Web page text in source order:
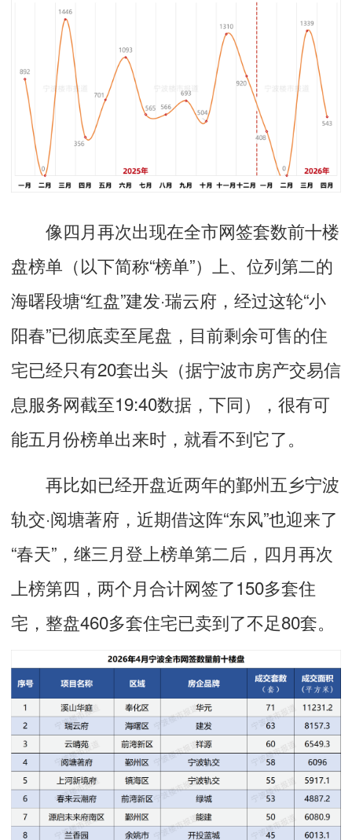
像四月再次出现在全市网签套数前十楼
盘榜单（以下简称“榜单”）上、位列第二的
海曙段塘“红盘”建发·瑞云府，经过这轮“小
阳春”已彻底卖至尾盘，目前剩余可售的住
宅已经只有20套出头（据宁波市房产交易信
息服务网截至19:40数据，下同），很有可
能五月份榜单出来时，就看不到它了。
再比如已经开盘近两年的鄞州五乡宁波
轨交·阅塘著府，近期借这阵“东风”也迎来了
“春天”，继三月登上榜单第二后，四月再次
上榜第四，两个月合计网签了150多套住
宅，整盘460多套住宅已卖到了不足80套。